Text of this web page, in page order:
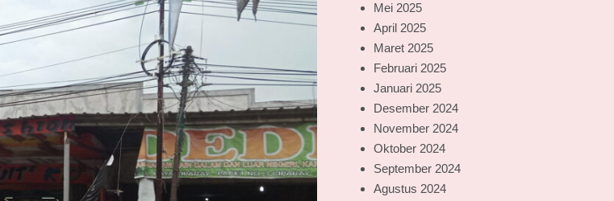
Mei 2025
April 2025
Maret 2025
Februari 2025
Januari 2025
Desember 2024
November 2024
Oktober 2024
September 2024
Agustus 2024